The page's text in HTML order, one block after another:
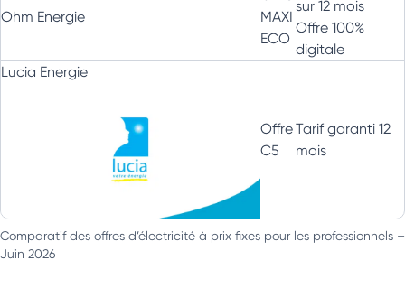
Ohm Energie
MAXI
ECO
sur 12 mois
Offre 100%
digitale
Lucia Energie
Offre
C5
Tarif garanti 12
mois
Comparatif des offres d’électricité à prix fixes pour les professionnels –
Juin 2026